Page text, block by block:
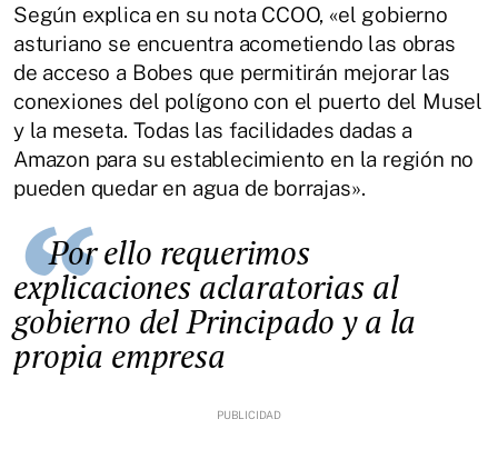
Según explica en su nota CCOO, «el gobierno
asturiano se encuentra acometiendo las obras
de acceso a Bobes que permitirán mejorar las
conexiones del polígono con el puerto del Musel
y la meseta. Todas las facilidades dadas a
Amazon para su establecimiento en la región no
pueden quedar en agua de borrajas».
Por ello requerimos
explicaciones aclaratorias al
gobierno del Principado y a la
propia empresa